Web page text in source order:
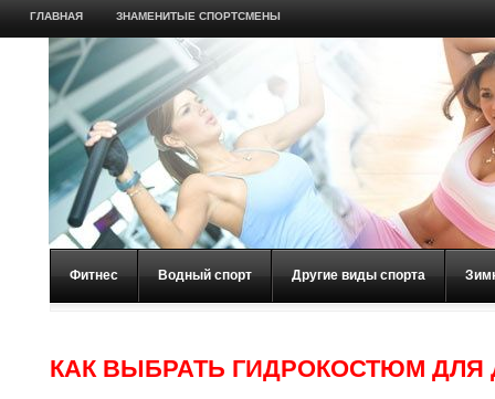
ГЛАВНАЯ ЗНАМЕНИТЫЕ СПОРТСМЕНЫ
Фитнес Водный спорт Другие виды спорта
КАК ВЫБРАТЬ ГИДРОКОСТЮМ ДЛЯ